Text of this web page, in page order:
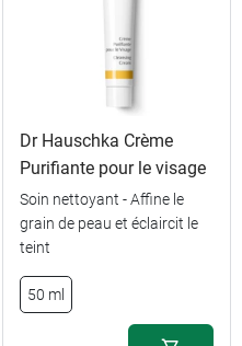
Dr Hauschka Crème
Purifiante pour le visage
Soin nettoyant - Affine le
grain de peau et éclaircit le
teint
50 ml